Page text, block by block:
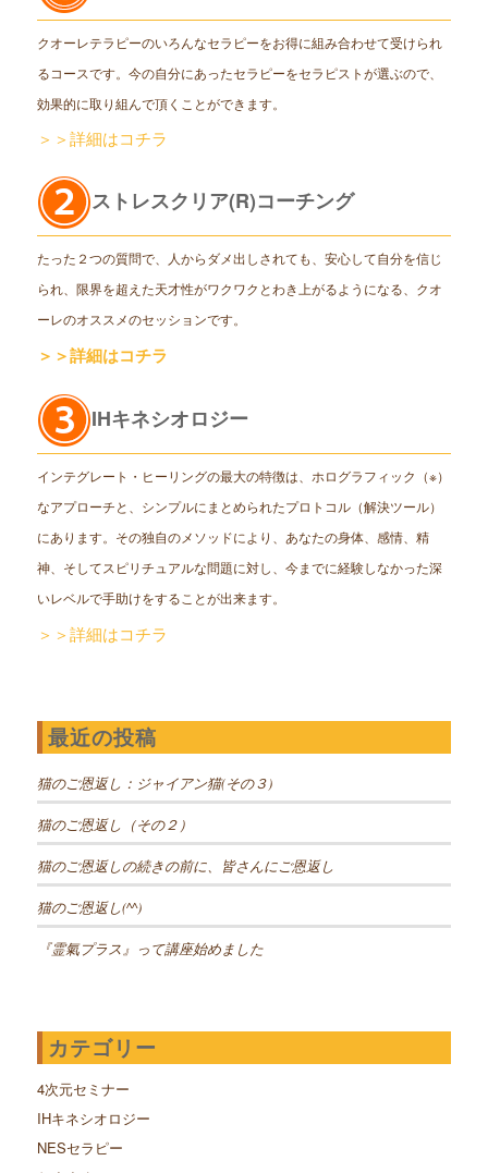
クオーレテラピーのいろんなセラピーをお得に組み合わせて受けられ
るコースです。今の自分にあったセラピーをセラピストが選ぶので、
効果的に取り組んで頂くことができます。
＞＞詳細はコチラ
ストレスクリア(R)コーチング
たった２つの質問で、人からダメ出しされても、安心して自分を信じ
られ、限界を超えた天才性がワクワクとわき上がるようになる、クオ
ーレのオススメのセッションです。
＞＞詳細はコチラ
IHキネシオロジー
インテグレート・ヒーリングの最大の特徴は、ホログラフィック（※）
なアプローチと、シンプルにまとめられたプロトコル（解決ツール）
にあります。その独自のメソッドにより、あなたの身体、感情、精
神、そしてスピリチュアルな問題に対し、今までに経験しなかった深
いレベルで手助けをすることが出来ます。
＞＞詳細はコチラ
最近の投稿
猫のご恩返し：ジャイアン猫(その３)
猫のご恩返し（その２）
猫のご恩返しの続きの前に、皆さんにご恩返し
猫のご恩返し(^^)
『霊氣プラス』って講座始めました
カテゴリー
4次元セミナー
IHキネシオロジー
NESセラピー